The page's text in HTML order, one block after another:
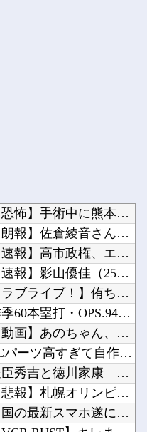
【恐怖】手術中に熊本地震直撃した映像がやばすぎ・・・他
【朗報】佐倉綾音さん、やはりデカかった・・・他
【速報】高市政権、エース級の財務官僚・一松旬氏を左遷「彼は協力的でなかった」財務省の言いな...
【速報】影山優佳（25）、『爆弾発言』キタァアアアアアーーーーー！！他
【ラブライブ！】侑ちゃんもミアちゃん(14歳)に押し倒されるくらい弱いんだよね・・・【虹ヶ...
昨季60本塁打・OPS.948の『カル・ローリー』さんの今季の成績他
【動画】あのちゃん、放送事故を起こしてしまうｗｗｗｗｗｗｗ他
PCパーツ高すぎて自作する人減ってるよな他
豊臣秀吉と徳川家康 どちらが強かったの他
【悲報】札幌オリンピック、８割が賛成・・・・他
中国の最新スマホ遂に9070mAh（そこらの最新スマホの約2倍）のバッテリーを積んでしまう...